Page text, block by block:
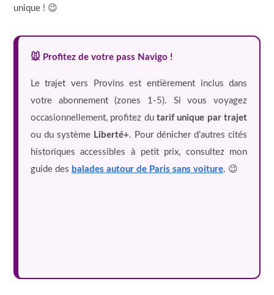
unique ! 😉
🐭 Profitez de votre pass Navigo !
Le trajet vers Provins est entièrement inclus dans
votre abonnement (zones 1-5). Si vous voyagez
occasionnellement, profitez du tarif unique par trajet
ou du système Liberté+. Pour dénicher d’autres cités
historiques accessibles à petit prix, consultez mon
guide des balades autour de Paris sans voiture. 😉